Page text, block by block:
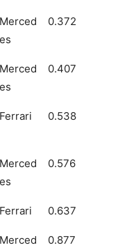
Merced
es
0.372
Merced
es
0.407
Ferrari 0.538
Merced
es
0.576
Ferrari 0.637
Merced
0.877